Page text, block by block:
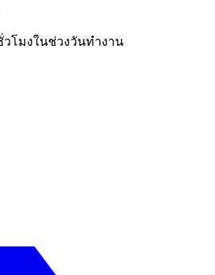
โมงในช่วงวันทำงาน